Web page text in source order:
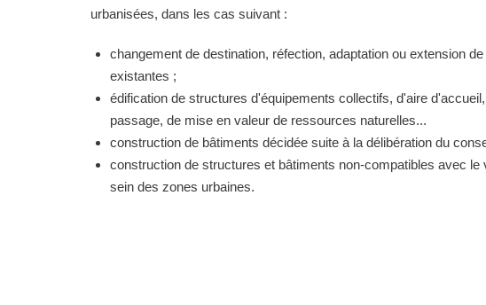
urbanisées, dans les cas suivant :
changement de destination, réfection, adaptation ou extension
existantes ;
édification de structures d'équipements collectifs, d'aire
passage, de mise en valeur de ressources naturelles...
construction de bâtiments décidée suite à la délibération du
construction de structures et bâtiments non-compatibles avec le
sein des zones urbaines.